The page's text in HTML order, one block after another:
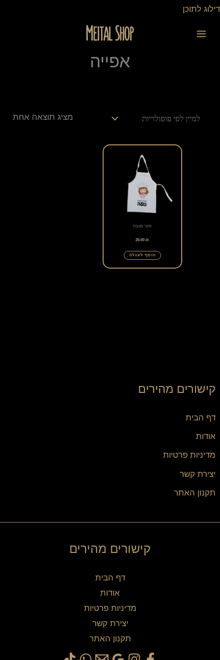
דילוג לתוכן
דילוג
אפייה
קישורים מהירים
דף הבית
אודות
מדיניות פרטיות
יצירת קשר
תקנון האתר
מציג תוצאה אחת
סינר מטבח
25.00₪
הוסף לעגלה
קישורים מהירים
דף הבית
אודות
מדיניות פרטיות
יצירת קשר
תקנון האתר